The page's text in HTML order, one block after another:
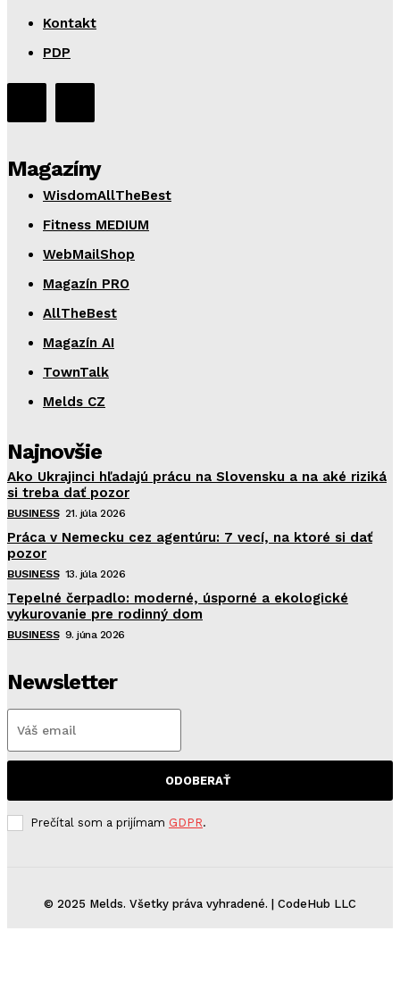
Kontakt
PDP
Magazíny
WisdomAllTheBest
Fitness MEDIUM
WebMailShop
Magazín PRO
AllTheBest
Magazín AI
TownTalk
Melds CZ
Najnovšie
Ako Ukrajinci hľadajú prácu na Slovensku a na aké riziká
si treba dať pozor
BUSINESS 21. júla 2026
Práca v Nemecku cez agentúru: 7 vecí, na ktoré si dať
pozor
BUSINESS 13. júla 2026
Tepelné čerpadlo: moderné, úsporné a ekologické
vykurovanie pre rodinný dom
BUSINESS 9. júna 2026
Newsletter
ODOBERAŤ
Prečítal som a prijímam GDPR.
© 2025 Melds. Všetky práva vyhradené. | CodeHub LLC